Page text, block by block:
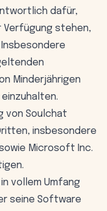
dafür,
Verfügung stehen,
Minderjährigen
von Soulchat
insbesondere
Microsoft Inc.
vollem Umfang
seine Software